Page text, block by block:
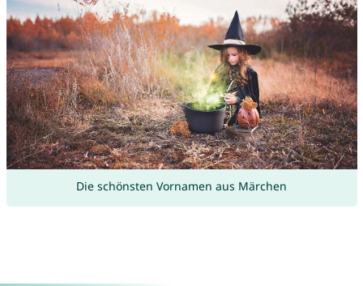
Die schönsten Vornamen aus Märchen